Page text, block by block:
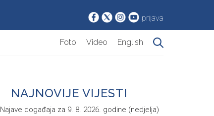
prijava
Foto Video English
NAJNOVIJE VIJESTI
Najave događaja za 9. 8. 2026. godine (nedjelja)